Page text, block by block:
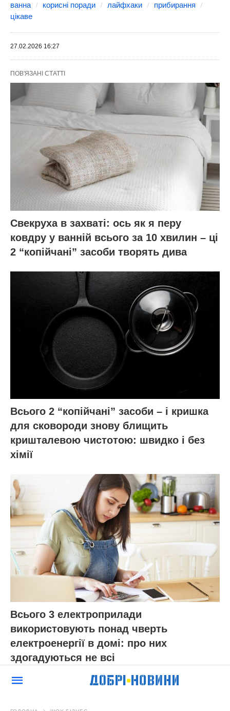
ванна корисні поради лайфхаки
прибирання
цікаве
27.02.2026 16:27
ПОВ'ЯЗАНІ СТАТТІ
Свекруха в захваті: ось як я перу
ковдру у ванній всього за 10 хвилин – ці
2 “копійчані” засоби творять дива
Всього 2 “копійчані” засоби – і кришка
для сковороди знову блищить
кришталевою чистотою: швидко і без
хімії
Всього 3 електроприлади
використовують понад чверть
електроенергії в домі: про них
здогадуються не всі